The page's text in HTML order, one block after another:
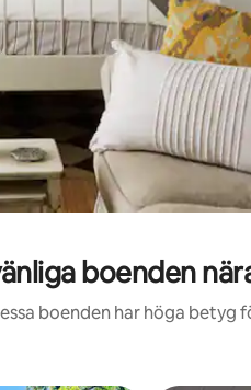
boenden
boenden har höga betyg